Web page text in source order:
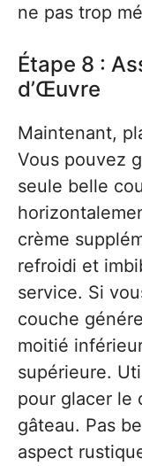
ne pas trop
Étape 8 :
d’Œuvre
Maintenant,
Vous pouvez
seule belle
crème
refroidi et
service. Si
couche
moitié
supérieure.
pour glacer le
gâteau. Pas
aspect